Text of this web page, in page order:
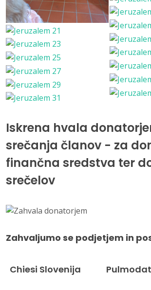
Iskrena hvala
srečanja članov - za
finančna sredstva ter
srečelov
Zahvaljumo se podjetjem in
Chiesi Slovenija